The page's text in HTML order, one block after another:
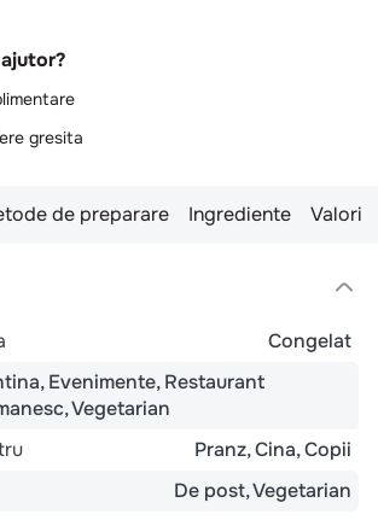
gresita
de preparare Ingrediente Valori
Congelat
Evenimente Restaurant
Vegetarian
Pranz Cina Copii
De post Vegetarian